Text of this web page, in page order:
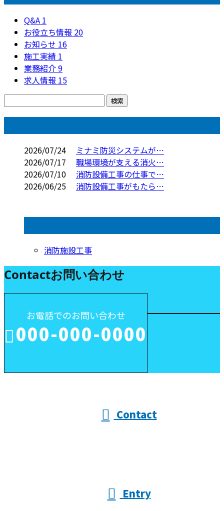
Q&A 1
お役立ち情報 20
お知らせ 16
施工実績 1
業務紹介9
求人情報 15
2026/07/24
ミナミ防災システムが…
2026/07/17
職場環境が支える消火…
2026/07/10
消防設備工事の仕事で…
2026/06/25
消防設備工事がもたら…
消防施設工事
Contactお問い合わせ
お電話でのお問い合わせ
000-000-0000
Contact
Entry